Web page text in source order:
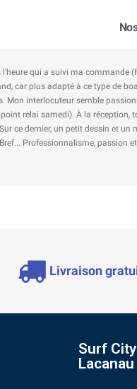
airfresher pour ma voiture,
Livraison
Surf
Lacanau